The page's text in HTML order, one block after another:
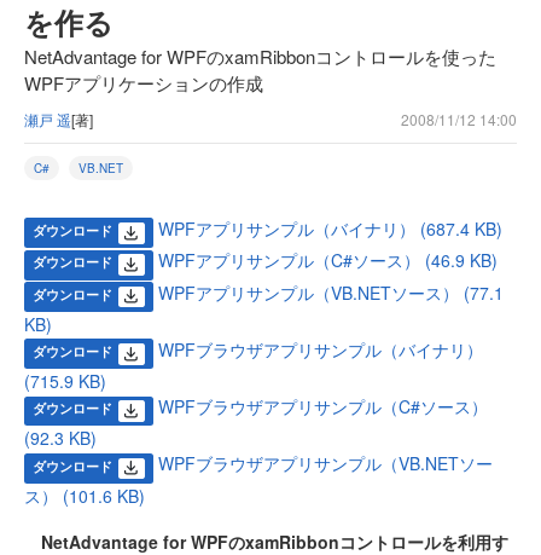
を作る
NetAdvantage for WPFのxamRibbonコントロールを使った
WPFアプリケーションの作成
瀬戸 遥[著] 2008/11/12 14:00
C# VB.NET
ダウンロード WPFアプリサンプル（バイナリ） (687.4 KB)
ダウンロード WPFアプリサンプル（C#ソース） (46.9 KB)
ダウンロード
WPFアプリサンプル（VB.NETソース） (77.1
KB)
ダウンロード
WPFブラウザアプリサンプル（バイナリ）
(715.9 KB)
ダウンロード
WPFブラウザアプリサンプル（C#ソース）
(92.3 KB)
ダウンロード
WPFブラウザアプリサンプル（VB.NETソー
ス） (101.6 KB)
NetAdvantage for WPFのxamRibbonコントロールを利用す